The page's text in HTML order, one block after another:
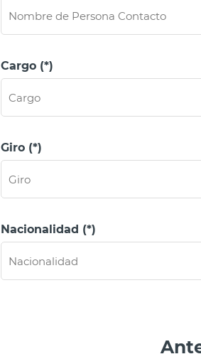
Cargo (*)
Giro (*)
Nacionalidad (*)